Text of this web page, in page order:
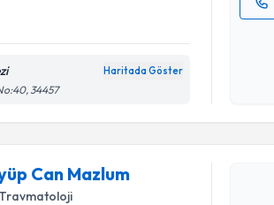
Haritada Göster
34457
Can Mazlum